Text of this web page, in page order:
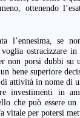
ottenendo
l’ennesima, se
ostracizzare
non porsi dubbi su
bene superiore
attività in nome di
investimenti in
che può essere un
vitale per potersi